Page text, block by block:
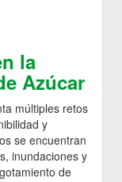
la
Azúcar
múltiples retos
y
se encuentran
inundaciones y
de